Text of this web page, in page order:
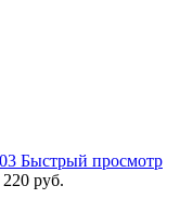
Быстрый просмотр
220 руб.